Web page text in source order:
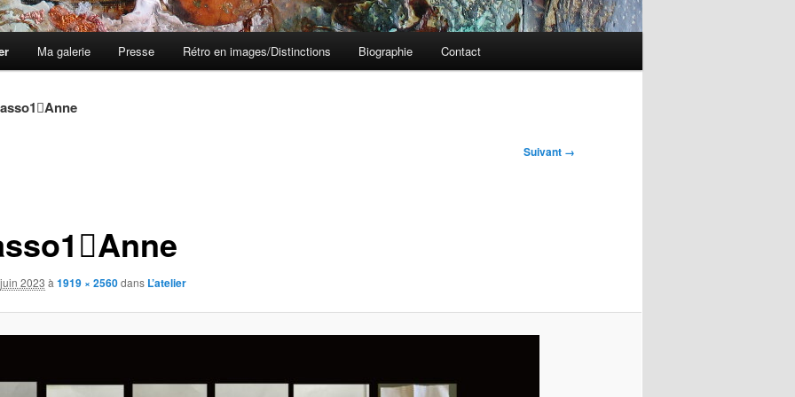
Ma galerie Presse Rétro en images/Distinctions Biographie Contact
Suivant →
2023 à 1919 × 2560dans L’atelier